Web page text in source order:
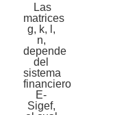
Las
matrices
g, k, l,
n,
depende
del
sistema
financiero
E-
Sigef,